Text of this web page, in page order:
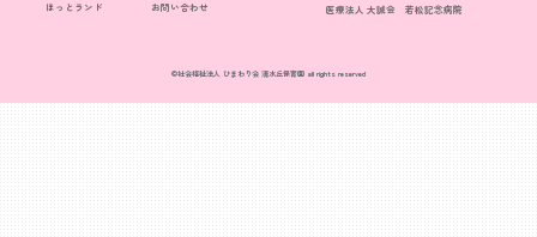
ほっとランド お問い合わせ 医療法人 大誠会 若松記念病院
©社会福祉法人 ひまわり会 清水丘保育園 all rights reserved